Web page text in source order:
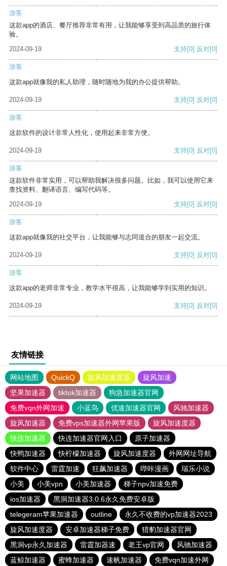
游客
这款app的酒店、餐厅推荐非常有用，让我能够享受到高品质的旅行体
验。
2024-09-19
支持[0] 反对[0]
游客
这款app就像我的私人助理，随时随地为我的办公提供帮助。
2024-09-19 支持[0] 反对[0]
游客
这款软件的设计非常人性化，使用起来非常方便。
2024-09-19 支持[0] 反对[0]
游客
这款软件非常实用，可以帮助我解决很多问题。比如，我可以使用它来
查找资料、翻译语言、编写代码等。
2024-09-19
支持[0] 反对[0]
游客
这款app就像我的社交平台，让我能够与志同道合的朋友一起交流。
2024-09-19 支持[0] 反对[0]
游客
这款app的老师非常专业，教学水平很高，让我能够学到实用的知识。
2024-09-19 支持[0] 反对[0]
友情链接
网站地图 QuickQ 旋风加速度器
旋风加速
坚果加速器
tiktok加速器
狗急加速器官网
免费vqn外网加速
小蓝鸟 优途加速器官网
风驰加速器
旋风加速器
免费vps加速器外网苹果版
旋风加速度器
快连加速器
快连加速器官网入口
原子加速器
快鸭加速器
快柠檬加速器 旋风加速度器
外网网址导航
软件中心
雷霆加速 狂飙加速器 哔咔漫画
瑞乐小说
小美
小美vpn 小美加速器
梯子npv加速免费
ios加速器
黑洞加速器3.0.6永久免费安卓版
telegeram苹果加速器
outline
永久不收费的vp加速器2023
旋风加速度器
安卓加速器梯子免费
猎豹加速器官网
黑洞vp永久加速器
雷霆加器速 老王vp官网
风驰加速器
蓝鲸加速器
蜜蜂加速器 速帆加速器 免费vqn加速外网